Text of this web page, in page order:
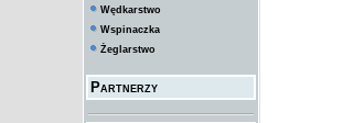
Wędkarstwo
Wspinaczka
Żeglarstwo
Partnerzy